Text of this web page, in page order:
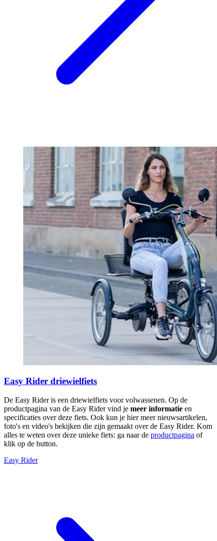
Easy Rider driewielfiets
De Easy Rider is een driewielfiets voor volwassenen. Op de
productpagina van de Easy Rider vind je meer informatie en
specificaties over deze fiets. Ook kun je hier meer nieuwsartikelen,
foto's en video's bekijken die zijn gemaakt over de Easy Rider. Kom
alles te weten over deze unieke fiets: ga naar de productpagina of
klik op de button.
Easy Rider